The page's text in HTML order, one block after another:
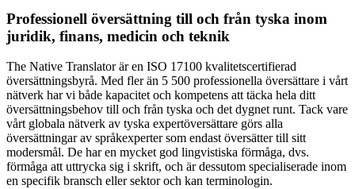
Professionell översättning till och från tyska inom
juridik, finans, medicin och teknik
The Native Translator är en ISO 17100 kvalitetscertifierad
översättningsbyrå. Med fler än 5 500 professionella översättare i vårt
nätverk har vi både kapacitet och kompetens att täcka hela ditt
översättningsbehov till och från tyska och det dygnet runt. Tack vare
vårt globala nätverk av tyska expertöversättare görs alla
översättningar av språkexperter som endast översätter till sitt
modersmål. De har en mycket god lingvistiska förmåga, dvs.
förmåga att uttrycka sig i skrift, och är dessutom specialiserade inom
en specifik bransch eller sektor och kan terminologin.